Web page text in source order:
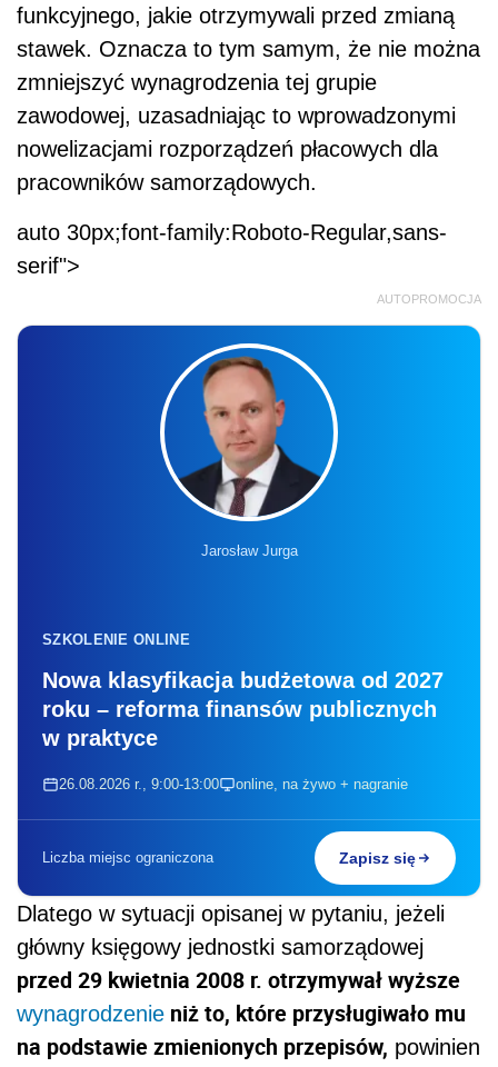
funkcyjnego, jakie otrzymywali przed zmianą
stawek. Oznacza to tym samym, że nie można
zmniejszyć wynagrodzenia tej grupie
zawodowej, uzasadniając to wprowadzonymi
nowelizacjami rozporządzeń płacowych dla
pracowników samorządowych.
auto 30px;font-family:Roboto-Regular,sans-
serif">
AUTOPROMOCJA
Jarosław Jurga
SZKOLENIE ONLINE
Nowa klasyfikacja budżetowa od 2027
roku – reforma finansów publicznych
w praktyce
26.08.2026 r., 9:00-13:00 online, na żywo + nagranie
Liczba miejsc ograniczona Zapisz się
Dlatego w sytuacji opisanej w pytaniu, jeżeli
główny księgowy jednostki samorządowej
przed 29 kwietnia 2008 r. otrzymywał wyższe
wynagrodzenie niż to, które przysługiwało mu
na podstawie zmienionych przepisów, powinien